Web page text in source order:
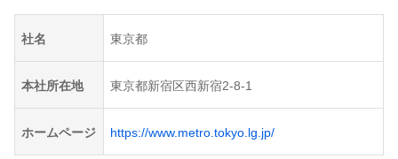
社名 東京都
本社所在地 東京都新宿区西新宿2-8-1
ホームページ https://www.metro.tokyo.lg.jp/